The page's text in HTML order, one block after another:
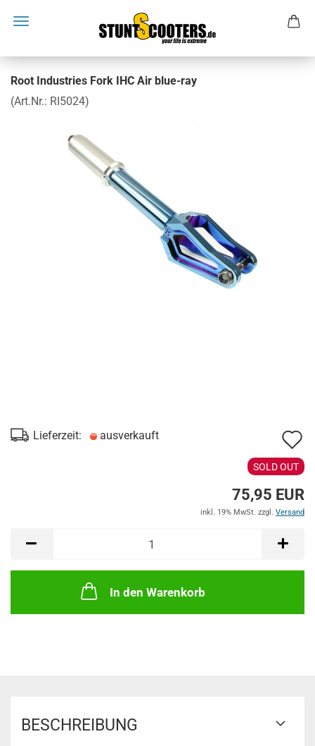
Root Industries Fork IHC Air blue-ray
(Art.Nr.: RI5024)
Lieferzeit: ausverkauft
SOLD OUT
75,95 EUR
inkl. 19% MwSt. zzgl. Versand
In den Warenkorb
BESCHREIBUNG